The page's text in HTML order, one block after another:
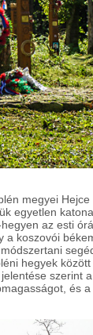
megyei
egyetlen
az esti
a koszovói
hegyek
szerint
és